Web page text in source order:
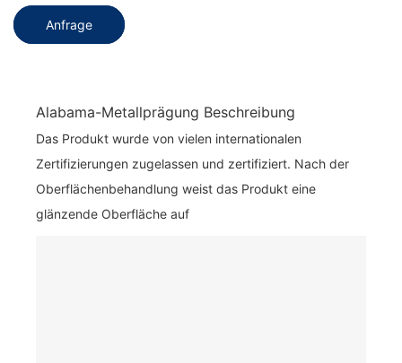
Anfrage
Alabama-Metallprägung Beschreibung
Das Produkt wurde von vielen internationalen
Zertifizierungen zugelassen und zertifiziert. Nach der
Oberflächenbehandlung weist das Produkt eine
glänzende Oberfläche auf